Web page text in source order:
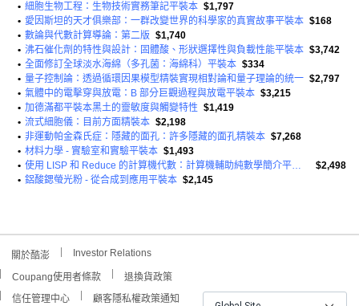
• 細胞生物工程：生物技術實務筆記平裝本 $1,797
• 愛因斯坦的天才俱樂部：一群改變世界的科學家的真實故事平裝本 $168
• 數論與代數計算導論：第二版 $1,740
• 沸石催化劑的特性與設計：固體酸、形狀選擇性與負載性能平裝本 $3,742
• 全面修訂全球淡水海綿（多孔菌：海綿科）平裝本 $334
• 量子控制論：透過循環因果模型精裝實現相對論和量子理論的統一 $2,797
• 氣體中的電擊穿與放電：B 部分巨觀過程與放電平裝本 $3,215
• 加德滿都平裝本黑土的靈敏度與觸變特性 $1,419
• 流式細胞儀：目前方面精裝本 $2,198
• 非運動帕金森氏症：隱藏的面孔：許多隱藏的面孔精裝本 $7,268
• 材料力學 - 實驗室和實驗平裝本 $1,493
•
使用 LISP 和 Reduce 的計算機代數：計算機輔助純數學簡介平裝本
$2,498
• 鋁酸鍶螢光粉 - 從合成到應用平裝本 $2,145
關於酷澎 Investor Relations
Coupang使用者條款
退換貨政策
信任管理中心
顧客隱私權政策通知